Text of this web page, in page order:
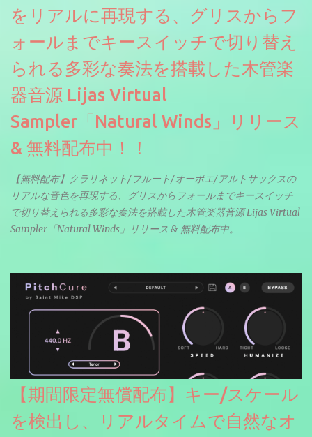
をリアルに再現する、グリスからフ
ォールまでキースイッチで切り替え
られる多彩な奏法を搭載した木管楽
器音源 Lijas Virtual
Sampler「Natural Winds」リリース
& 無料配布中！！
【無料配布】クラリネット/フルート/オーボエ/アルトサックスの
リアルな音色を再現する、グリスからフォールまでキースイッチ
で切り替えられる多彩な奏法を搭載した木管楽器音源 Lijas Virtual
Sampler「Natural Winds」リリース & 無料配布中。
【期間限定無償配布】キー/スケール
を検出し、リアルタイムで自然なオ